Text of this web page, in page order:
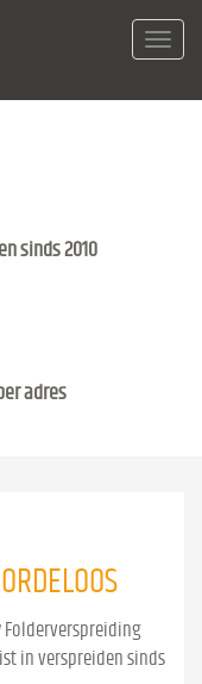
sinds 2010
adres
Folderverspreiding
in verspreiden sinds